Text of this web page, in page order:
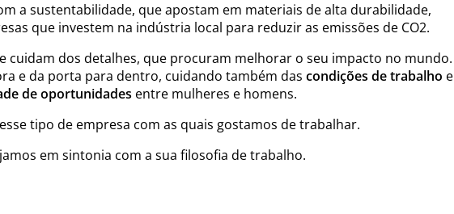
a sustentabilidade, que apostam em materiais de alta durabilidade,
que investem na indústria local para reduzir as emissões de CO2.
cuidam dos detalhes, que procuram melhorar o seu impacto no mundo.
e da porta para dentro, cuidando também dascondições de trabalho e
de oportunidades entre mulheres e homens.
tipo de empresa com as quais gostamos de trabalhar.
em sintonia com a sua filosofia de trabalho.